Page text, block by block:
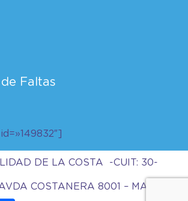
Faltas
DE LA COSTA -CUIT: 30-
COSTANERA 8001 – MAR DEL